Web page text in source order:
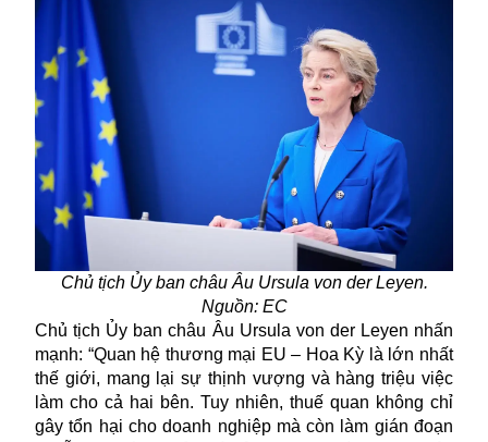
Chủ tịch Ủy ban châu Âu Ursula von der Leyen.
Nguồn: EC
Chủ tịch Ủy ban châu Âu Ursula von der Leyen nhấn
mạnh: “Quan hệ thương mại EU – Hoa Kỳ là lớn nhất
thế giới, mang lại sự thịnh vượng và hàng triệu việc
làm cho cả hai bên. Tuy nhiên, thuế quan không chỉ
gây tổn hại cho doanh nghiệp mà còn làm gián đoạn